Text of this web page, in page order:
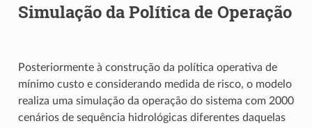
Simulação da Política de Operação
Posteriormente à construção da política operativa de
mínimo custo e considerando medida de risco, o modelo
realiza uma simulação da operação do sistema com 2000
cenários de sequência hidrológicas diferentes daquelas